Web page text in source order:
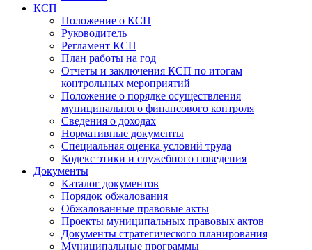
КСП
Положение о КСП
Руководитель
Регламент КСП
План работы на год
Отчеты и заключения КСП по итогам
контрольных мероприятий
Положение о порядке осуществления
муниципального финансового контроля
Сведения о доходах
Нормативные документы
Специальная оценка условий труда
Кодекс этики и служебного поведения
Документы
Каталог документов
Порядок обжалования
Обжалованные правовые акты
Проекты муниципальных правовых актов
Документы стратегического планирования
Муниципальные программы